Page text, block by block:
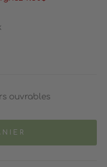
ouvrables